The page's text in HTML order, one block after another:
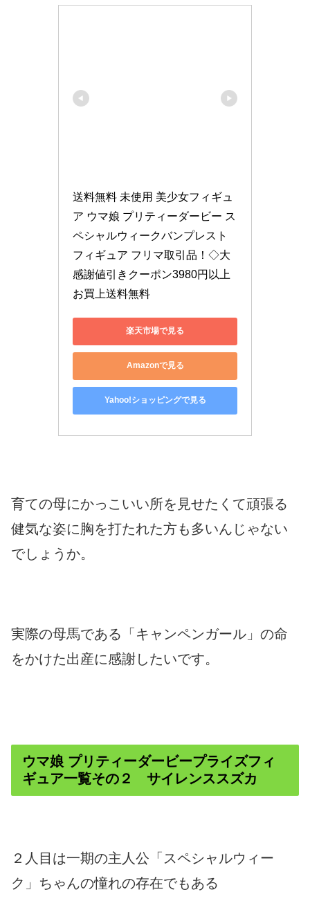
送料無料 未使用 美少女フィギュ
ア ウマ娘 プリティーダービー ス
ペシャルウィークバンプレスト
フィギュア フリマ取引品！◇大
感謝値引きクーポン3980円以上
お買上送料無料
楽天市場で見る
Amazonで見る
Yahoo!ショッピングで見る
育ての母にかっこいい所を見せたくて頑張る
健気な姿に胸を打たれた方も多いんじゃない
でしょうか。
実際の母馬である「キャンペンガール」の命
をかけた出産に感謝したいです。
ウマ娘 プリティーダービープライズフィ
ギュア一覧その２ サイレンススズカ
２人目は一期の主人公「スペシャルウィー
ク」ちゃんの憧れの存在でもある